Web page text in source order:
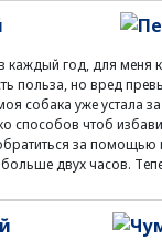
каждый год, для меня
польза, но вред
собака уже устала
способов чтоб
за помощью
больше двух часов.